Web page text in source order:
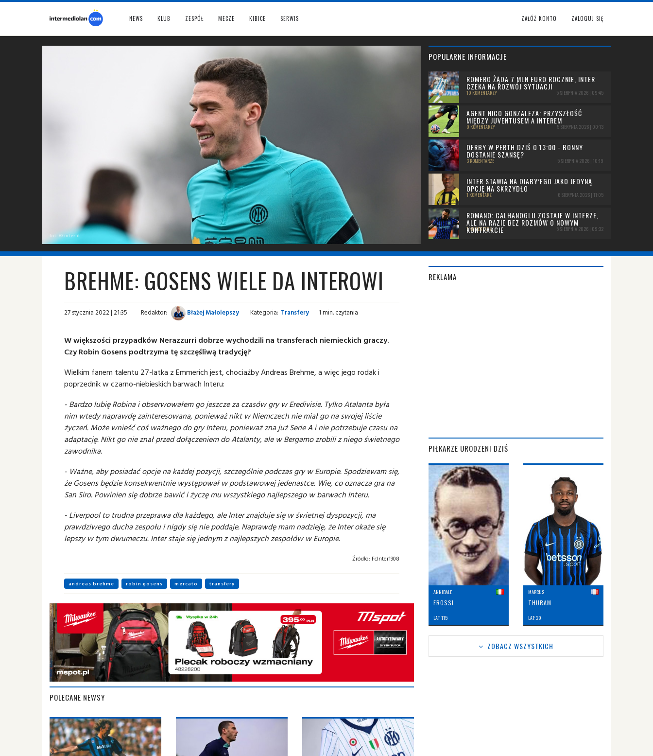
NEWS KLUB ZESPÓŁ MECZE KIBICE SERWIS ZAŁÓŻ KONTO ZALOGUJ SIĘ
fot. © inter.it
POPULARNE INFORMACJE
ROMERO ŻĄDA 7 MLN EURO ROCZNIE, INTER
CZEKA NA ROZWÓJ SYTUACJI
10 KOMENTARZY 5 SIERPNIA 2026 | 09:45
AGENT NICO GONZALEZA: PRZYSZŁOŚĆ
MIĘDZY JUVENTUSEM A INTEREM
0 KOMENTARZY 5 SIERPNIA 2026 | 00:13
DERBY W PERTH DZIŚ O 13:00 - BONNY
DOSTANIE SZANSĘ?
3 KOMENTARZE 5 SIERPNIA 2026 | 10:19
INTER STAWIA NA DIABY’EGO JAKO JEDYNĄ
OPCJĘ NA SKRZYDŁO
1 KOMENTARZ 6 SIERPNIA 2026 | 11:05
ROMANO: CALHANOGLU ZOSTAJE W INTERZE,
ALE NA RAZIE BEZ ROZMÓW O NOWYM
KONTRAKCIE
1 KOMENTARZ 5 SIERPNIA 2026 | 09:32
BREHME: GOSENS WIELE DA INTEROWI
27 stycznia 2022 | 21:35 Redaktor: Błażej Małolepszy Kategoria: Transfery 1 min. czytania
W większości przypadków Nerazzurri dobrze wychodzili na transferach niemieckich graczy.
Czy Robin Gosens podtrzyma tę szczęśliwą tradycję?
Wielkim fanem talentu 27-latka z Emmerich jest, chociażby Andreas Brehme, a więc jego rodak i
poprzednik w czarno-niebieskich barwach Interu:
- Bardzo lubię Robina i obserwowałem go jeszcze za czasów gry w Eredivisie. Tylko Atalanta była
nim wtedy naprawdę zainteresowana, ponieważ nikt w Niemczech nie miał go na swojej liście
życzeń. Może wnieść coś ważnego do gry Interu, ponieważ zna już Serie A i nie potrzebuje czasu na
adaptację. Nikt go nie znał przed dołączeniem do Atalanty, ale w Bergamo zrobili z niego świetnego
zawodnika.
- Ważne, aby posiadać opcje na każdej pozycji, szczególnie podczas gry w Europie. Spodziewam się,
że Gosens będzie konsekwentnie występował w podstawowej jedenastce. Wie, co oznacza gra na
San Siro. Powinien się dobrze bawić i życzę mu wszystkiego najlepszego w barwach Interu.
- Liverpool to trudna przeprawa dla każdego, ale Inter znajduje się w świetnej dyspozycji, ma
prawdziwego ducha zespołu i nigdy się nie poddaje. Naprawdę mam nadzieję, że Inter okaże się
lepszy w tym dwumeczu. Inter staje się jednym z najlepszych zespołów w Europie.
Źródło: FcInter1908
andreas brehme robin gosens mercato transfery
POLECANE NEWSY
REKLAMA
PIŁKARZE URODZENI DZIŚ
ANNIBALE
FROSSI
LAT: 115
MARCUS
THURAM
LAT: 29
ZOBACZ WSZYSTKICH